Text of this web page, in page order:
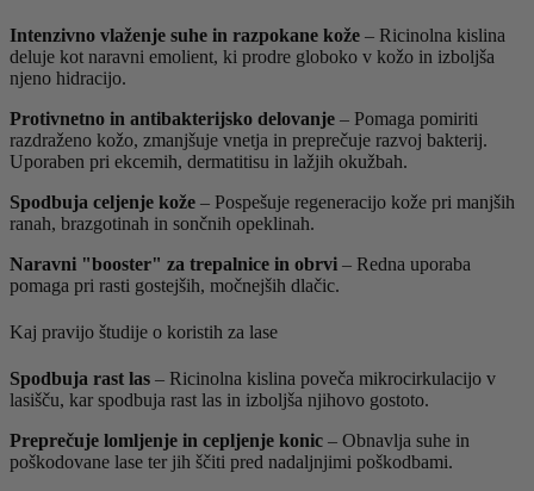
Intenzivno vlaženje suhe in razpokane kože – Ricinolna kislina
deluje kot naravni emolient, ki prodre globoko v kožo in izboljša
njeno hidracijo.
Protivnetno in antibakterijsko delovanje – Pomaga pomiriti
razdraženo kožo, zmanjšuje vnetja in preprečuje razvoj bakterij.
Uporaben pri ekcemih, dermatitisu in lažjih okužbah.
Spodbuja celjenje kože – Pospešuje regeneracijo kože pri manjših
ranah, brazgotinah in sončnih opeklinah.
Naravni "booster" za trepalnice in obrvi – Redna uporaba
pomaga pri rasti gostejših, močnejših dlačic.
Kaj pravijo študije o koristih za lase
Spodbuja rast las – Ricinolna kislina poveča mikrocirkulacijo v
lasišču, kar spodbuja rast las in izboljša njihovo gostoto.
Preprečuje lomljenje in cepljenje konic – Obnavlja suhe in
poškodovane lase ter jih ščiti pred nadaljnjimi poškodbami.